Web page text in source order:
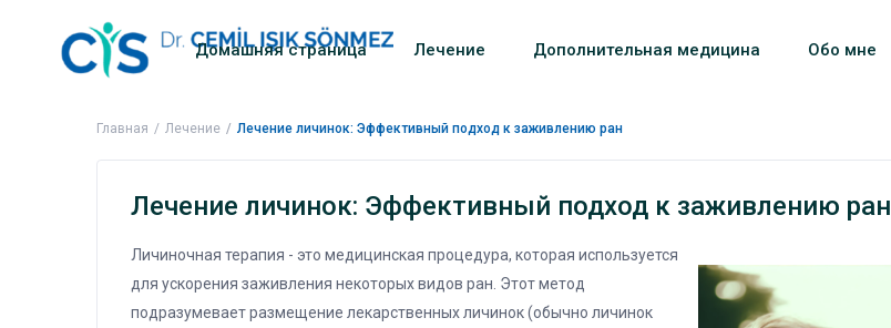
Домашняя страница Лечение Дополнительная медицина Обо мне
Главная Лечение Лечение личинок: Эффективный подход к заживлению ран
Лечение личинок: Эффективный подход к заживлению ран
Личиночная терапия - это медицинская процедура, которая используется
для ускорения заживления некоторых видов ран. Этот метод
подразумевает размещение лекарственных личинок (обычно личинок